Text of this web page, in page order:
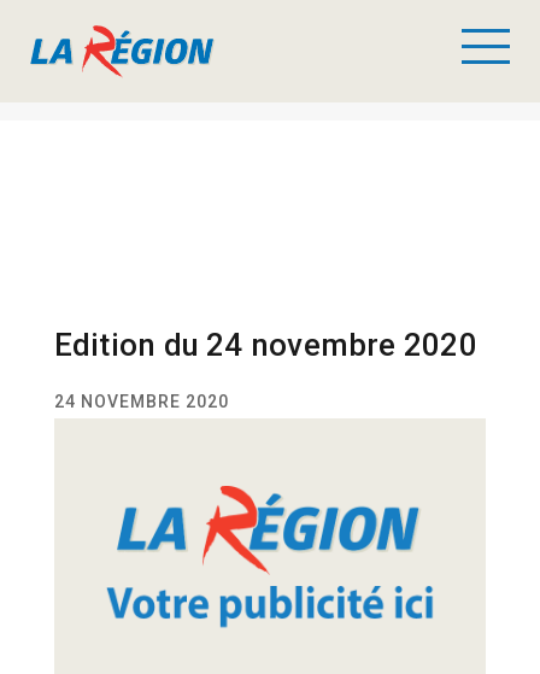
Edition du 24 novembre 2020
24 NOVEMBRE 2020